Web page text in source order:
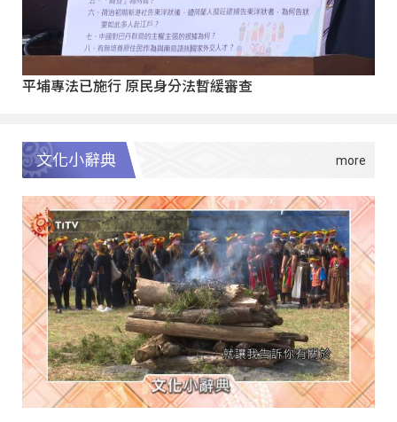
平埔專法已施行 原民身分法暫緩審查
文化小辭典